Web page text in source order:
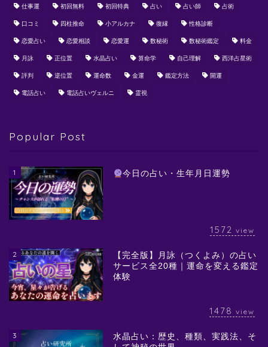
仕事運 初回無料 初回特典 占い 占い師 占術
口コミ 四柱推命 小アルカナ 復縁 性格診断
恋愛占い 恋愛相談 恋愛運 数秘術 数秘術鑑定 料金
月詠 正位置 水晶占い 算命学 自己理解 西洋占星術
評判 逆位置 運命数 金運 鑑定方法 開運
電話占い 電話占いヴェルニ 霊視
Popular Post
1 今日の占い・生年月日運勢
1572 view
2
【完全版】月詠（つくよみ）の占い
サービス全20種｜運命を変える鑑定
体験
1478 view
3
水晶占い：歴史、種類、実践法、そ